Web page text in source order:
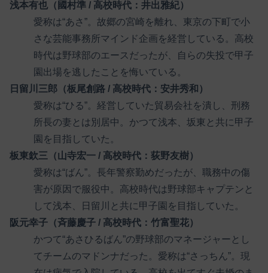
浅本有也（國村準 / 高校時代：井出雅紀）
愛称は“あさ”。故郷の宮崎を離れ、東京の下町で小
さな芸能事務所マインド企画を経営している。高校
時代は野球部のエースだったが、自らの失投で甲子
園出場を逃したことを悔いている。
日留川三郎（板尾創路 / 高校時代：安井秀和）
愛称は“ひる”。経営していた貿易会社を潰し、刑務
所長の妻とは別居中。かつて浅本、坂東と共に甲子
園を目指していた。
板東欽三（山寺宏一 / 高校時代：荻野友樹）
愛称は“ばん”。長年警察勤めだったが、職務中の傷
害が原因で服役中。高校時代は野球部キャプテンと
して浅本、日留川と共に甲子園を目指していた。
阪元幸子（斉藤慶子 / 高校時代：竹富聖花）
かつて“あさひるばん”の野球部のマネージャーとし
てチームのマドンナだった。愛称は“さっちん”。現